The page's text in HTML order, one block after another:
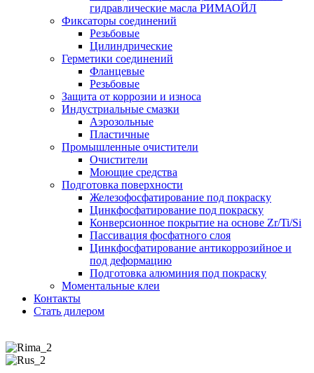
гидравлические масла РИМАОЙЛ
Фиксаторы соединений
Резьбовые
Цилиндрические
Герметики соединений
Фланцевые
Резьбовые
Защита от коррозии и износа
Индустриальные смазки
Аэрозольные
Пластичные
Промышленные очистители
Очистители
Моющие средства
Подготовка поверхности
Железофосфатирование под покраску
Цинкфосфатирование под покраску
Конверсионное покрытие на основе Zr/Ti/Si
Пассивация фосфатного слоя
Цинкфосфатирование антикоррозийное и
под деформацию
Подготовка алюминия под покраску
Моментальные клеи
Контакты
Стать дилером